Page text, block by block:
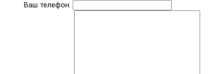
Ваш телефон: